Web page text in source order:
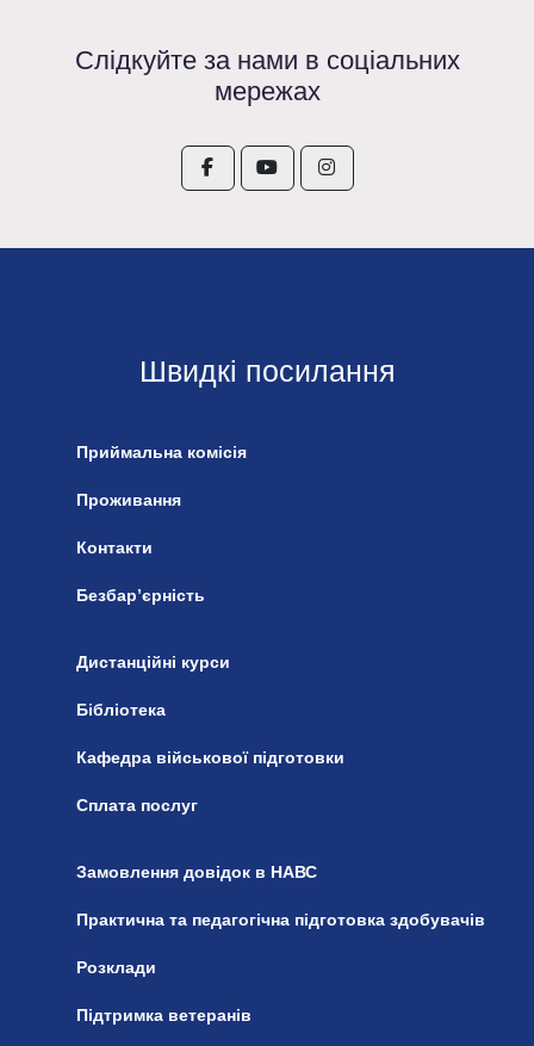
Слідкуйте за нами в соціальних
мережах
Швидкі посилання
Приймальна комісія
Проживання
Контакти
Безбар’єрність
Дистанційні курси
Бібліотека
Кафедра військової підготовки
Сплата послуг
Замовлення довідок в НАВС
Практична та педагогічна підготовка здобувачів
Розклади
Підтримка ветеранів